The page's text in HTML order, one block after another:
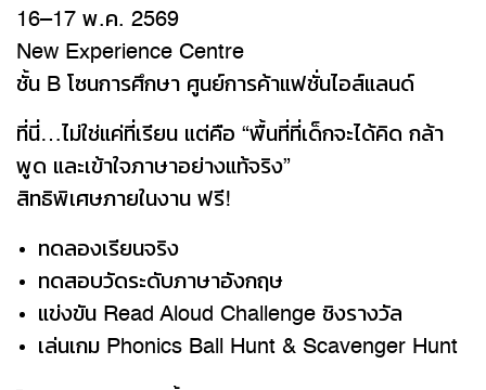
16–17 พ.ค. 2569
New Experience Centre
ชั้น B โซนการศึกษา ศูนย์การค้าแฟชั่นไอส์แลนด์
ที่นี่…ไม่ใช่แค่ที่เรียน แต่คือ “พื้นที่ที่เด็กจะได้คิด กล้า
พูด และเข้าใจภาษาอย่างแท้จริง”
สิทธิพิเศษภายในงาน ฟรี!
ทดลองเรียนจริง
ทดสอบวัดระดับภาษาอังกฤษ
แข่งขัน Read Aloud Challenge ชิงรางวัล
เล่นเกม Phonics Ball Hunt & Scavenger Hunt